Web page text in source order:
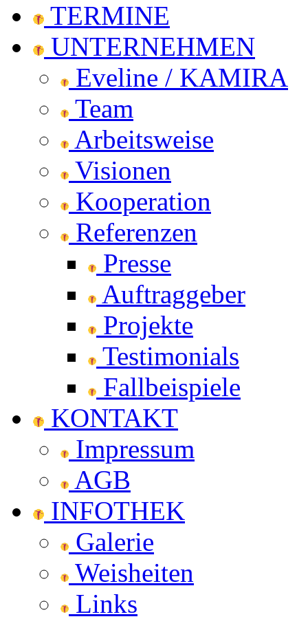
TERMINE
UNTERNEHMEN
Eveline / KAMIRA
Team
Arbeitsweise
Visionen
Kooperation
Referenzen
Presse
Auftraggeber
Projekte
Testimonials
Fallbeispiele
KONTAKT
Impressum
AGB
INFOTHEK
Galerie
Weisheiten
Links